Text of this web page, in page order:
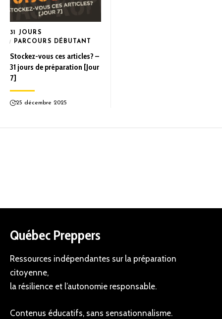
31 JOURS
PARCOURS DÉBUTANT
Stockez-vous ces articles? –
31 jours de préparation [Jour
7]
25 décembre 2025
Québec Preppers
Ressources indépendantes sur la préparation
citoyenne,
la résilience et l’autonomie responsable.
Contenus éducatifs, sans sensationnalisme.